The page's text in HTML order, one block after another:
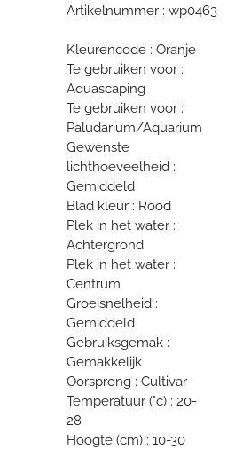
Artikelnummer : wp0463
Kleurencode : Oranje
Te gebruiken voor :
Aquascaping
Te gebruiken voor :
Paludarium/Aquarium
Gewenste
lichthoeveelheid :
Gemiddeld
Blad kleur : Rood
Plek in het water :
Achtergrond
Plek in het water :
Centrum
Groeisnelheid :
Gemiddeld
Gebruiksgemak :
Gemakkelijk
Oorsprong : Cultivar
Temperatuur (°c) : 20-
28
Hoogte (cm) : 10-30